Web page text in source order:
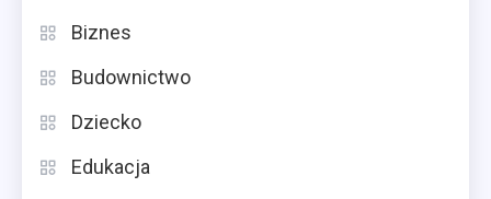
Biznes
Budownictwo
Dziecko
Edukacja